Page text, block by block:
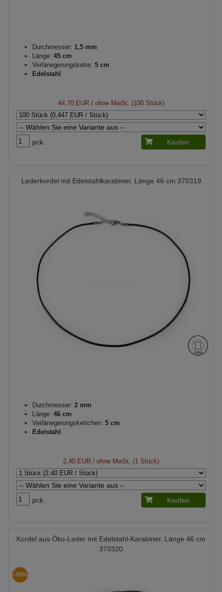
Durchmesser: 1,5 mm
Länge: 45 cm
Verlänegerungskette: 5 cm
Edelstahl
44,70 EUR/ ohne MwSt. (100 Stück)
pck. Kaufen
Lederkordel mit Edelstahlkarabiner, Länge 46 cm 370319
Durchmesser: 2 mm
Länge: 46 cm
Verlänegerungskettchen: 5 cm
Edelstahl
2,40 EUR / ohne MwSt. (1 Stück)
pck. Kaufen
Kordel aus Öko-Leder mit Edelstahl-Karabiner, Länge 46 cm
370320
-30%